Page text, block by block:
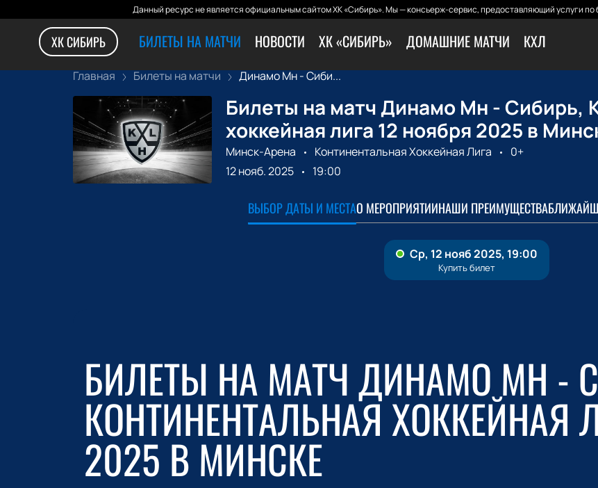
Данный ресурс не является официальным сайтом ХК «Сибирь». Мы — консьерж-сервис, предоставляющий услуги по
ХК СИБИРЬ БИЛЕТЫ НА МАТЧИ НОВОСТИ ХК «СИБИРЬ» ДОМАШНИЕ МАТЧИ КХЛ
Главная Билеты на матчи Динамо Мн - Сиби...
Билеты на матч Динамо Мн - Сибирь,
хоккейная лига 12 ноября 2025 в
Минск-Арена Континентальная Хоккейная Лига
0+
12 нояб. 2025
19:00
ВЫБОР ДАТЫ И МЕСТАО МЕРОПРИЯТИИНАШИ ПРЕИМУЩЕСТВА
БИЛЕТЫ НА МАТЧ ДИНАМО МН -
КОНТИНЕНТАЛЬНАЯ ХОККЕЙНАЯ
2025 В МИНСКЕ